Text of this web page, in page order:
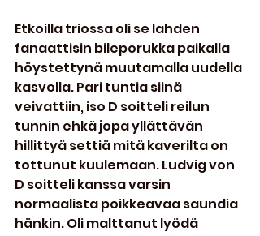
Etkoilla triossa oli se lahden
fanaattisin bileporukka paikalla
höystettynä muutamalla uudella
kasvolla. Pari tuntia siinä
veivattiin, iso D soitteli reilun
tunnin ehkä jopa yllättävän
hillittyä settiä mitä kaverilta on
tottunut kuulemaan. Ludvig von
D soitteli kanssa varsin
normaalista poikkeavaa saundia
hänkin. Oli malttanut lyödä